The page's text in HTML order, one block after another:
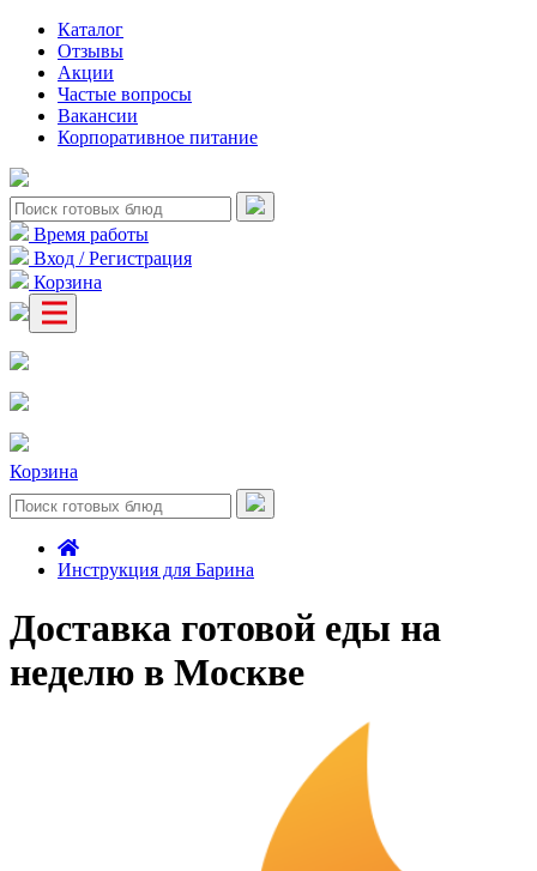
Каталог
Отзывы
Акции
Частые вопросы
Вакансии
Корпоративное питание
Время работы
Вход / Регистрация
Корзина
Корзина
Инструкция для Барина
Доставка готовой еды на
неделю в Москве